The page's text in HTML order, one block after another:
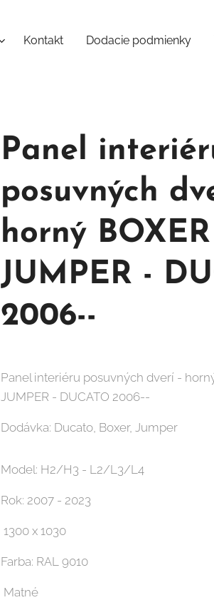
Kontakt Dodacie podmienky
Panel
posuvných
horný
JUMPER -
2006--
Panel interiéru posuvných dverí -
JUMPER - DUCATO 2006--
Dodávka: Ducato, Boxer, Jumper
Model: H2/H3 - L2/L3/L4
Rok: 2007 - 2023
1300 x 1030
Farba: RAL 9010
Matné